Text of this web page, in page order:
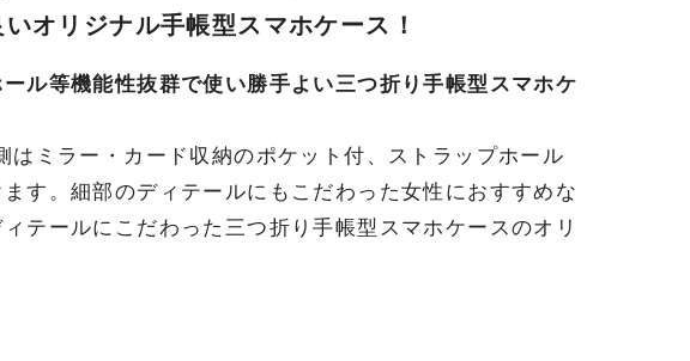
オリジナル手帳型スマホケース！
ル等機能性抜群で使い勝手よい三つ折り手帳型スマホケ
ミラー・カード収納のポケット付、ストラップホール
す。細部のディテールにもこだわった女性におすすめな
テールにこだわった三つ折り手帳型スマホケースのオリ